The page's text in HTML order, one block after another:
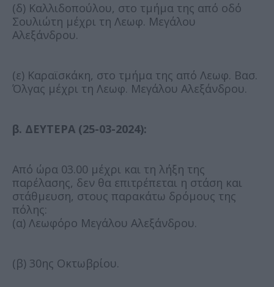
(δ) Καλλιδοπούλου, στο τμήμα της από οδό
Σουλιώτη μέχρι τη Λεωφ. Μεγάλου
Αλεξάνδρου.
(ε) Καραϊσκάκη, στο τμήμα της από Λεωφ. Βασ.
Όλγας μέχρι τη Λεωφ. Μεγάλου Αλεξάνδρου.
β. ΔΕΥΤΕΡΑ (25-03-2024):
Από ώρα 03.00 μέχρι και τη λήξη της
παρέλασης, δεν θα επιτρέπεται η στάση και
στάθμευση, στους παρακάτω δρόμους της
πόλης:
(α) Λεωφόρο Μεγάλου Αλεξάνδρου.
(β) 30ης Οκτωβρίου.